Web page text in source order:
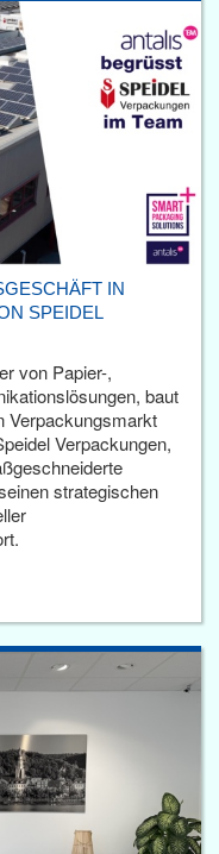
IN
SPEIDEL
von Papier-,
baut
Verpackungsmarkt
Verpackungen,
strategischen